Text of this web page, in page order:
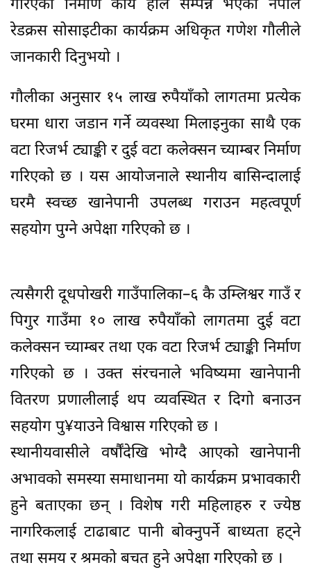
गरिएको निर्माण कार्य हालै सम्पन्न भएको नेपाल
रेडक्रस सोसाइटीका कार्यक्रम अधिकृत गणेश गौलीले
जानकारी दिनुभयो ।
गौलीका अनुसार १५ लाख रुपैयाँको लागतमा प्रत्येक
घरमा धारा जडान गर्ने व्यवस्था मिलाइनुका साथै एक
वटा रिजर्भ ट्याङ्की र दुई वटा कलेक्सन च्याम्बर निर्माण
गरिएको छ । यस आयोजनाले स्थानीय बासिन्दालाई
घरमै स्वच्छ खानेपानी उपलब्ध गराउन महत्वपूर्ण
सहयोग पुग्ने अपेक्षा गरिएको छ ।
त्यसैगरी दूधपोखरी गाउँपालिका–६ कै उम्लिश्वर गाउँ र
पिगुर गाउँमा १० लाख रुपैयाँको लागतमा दुई वटा
कलेक्सन च्याम्बर तथा एक वटा रिजर्भ ट्याङ्की निर्माण
गरिएको छ । उक्त संरचनाले भविष्यमा खानेपानी
वितरण प्रणालीलाई थप व्यवस्थित र दिगो बनाउन
सहयोग पु¥याउने विश्वास गरिएको छ ।
स्थानीयवासीले वर्षौंदेखि भोग्दै आएको खानेपानी
अभावको समस्या समाधानमा यो कार्यक्रम प्रभावकारी
हुने बताएका छन् । विशेष गरी महिलाहरु र ज्येष्ठ
नागरिकलाई टाढाबाट पानी बोक्नुपर्ने बाध्यता हट्ने
तथा समय र श्रमको बचत हुने अपेक्षा गरिएको छ ।